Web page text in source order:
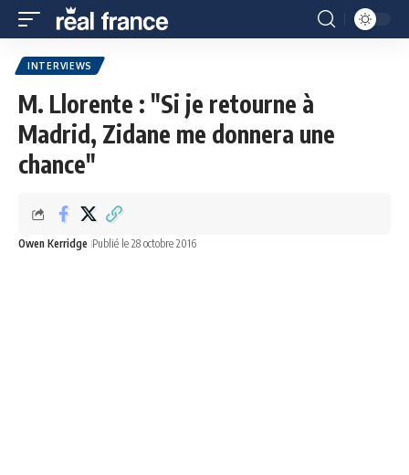
INTERVIEWS
M. Llorente : "Si je retourne à
Madrid, Zidane me donnera une
chance"
Owen Kerridge Publié le 28 octobre 2016